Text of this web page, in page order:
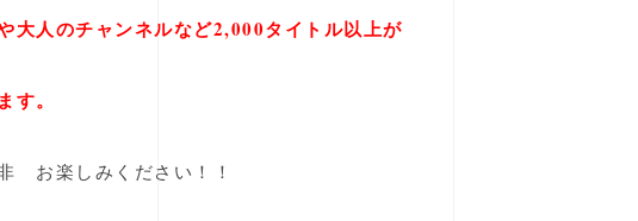
大人のチャンネルなど2,000タイトル以上が
す。
お楽しみください！！